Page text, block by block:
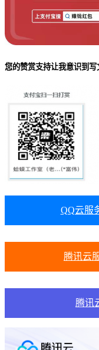
您的赞赏支持让我意识到写
QQ云服
腾讯云
腾讯